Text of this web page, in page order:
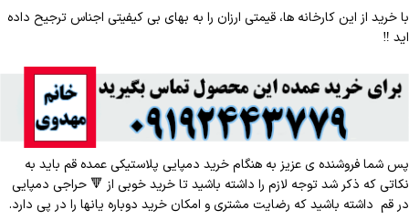
با خرید از این کارخانه ها، قیمتی ارزان را به بهای بی کیفیتی اجناس ترجیح داده
اید ‼️
پس شما فروشنده ی عزیز به هنگام خرید دمپایی پلاستیکی عمده قم باید به
نکاتی که ذکر شد توجه لازم را داشته باشید تا خرید خوبی از 🔻حراجی دمپایی
در قم داشته باشید که رضایت مشتری و امکان خرید دوباره یانها را در پی دارد.